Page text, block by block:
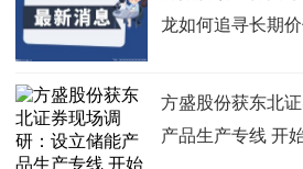
龙如何追寻长期价
方盛股份获东北
产品生产专线 开